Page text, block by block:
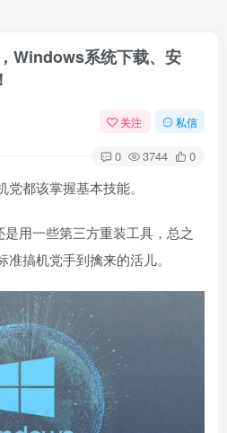
Windows系统下载、安
关注 私信
0 3744 0
都该掌握基本技能。
用一些第三方重装工具，总之
搞机党手到擒来的活儿。